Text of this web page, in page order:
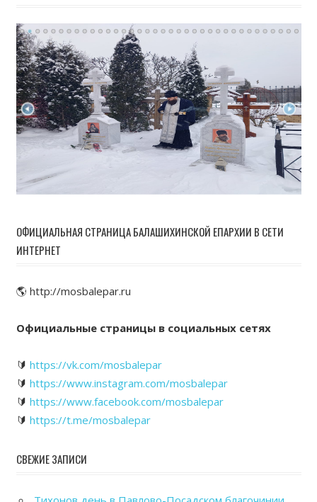
ОФИЦИАЛЬНАЯ СТРАНИЦА БАЛАШИХИНСКОЙ ЕПАРХИИ В СЕТИ
ИНТЕРНЕТ
🌎 http://mosbalepar.ru
Официальные страницы в социальных сетях
🔰 https://vk.com/mosbalepar
🔰 https://www.instagram.com/mosbalepar
🔰 https://www.facebook.com/mosbalepar
🔰 https://t.me/mosbalepar
СВЕЖИЕ ЗАПИСИ